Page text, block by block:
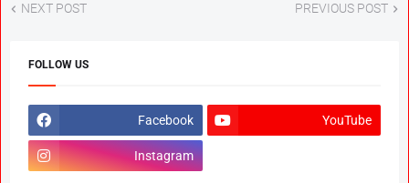
NEXT POST PREVIOUS POST
FOLLOW US
Facebook YouTube
Instagram